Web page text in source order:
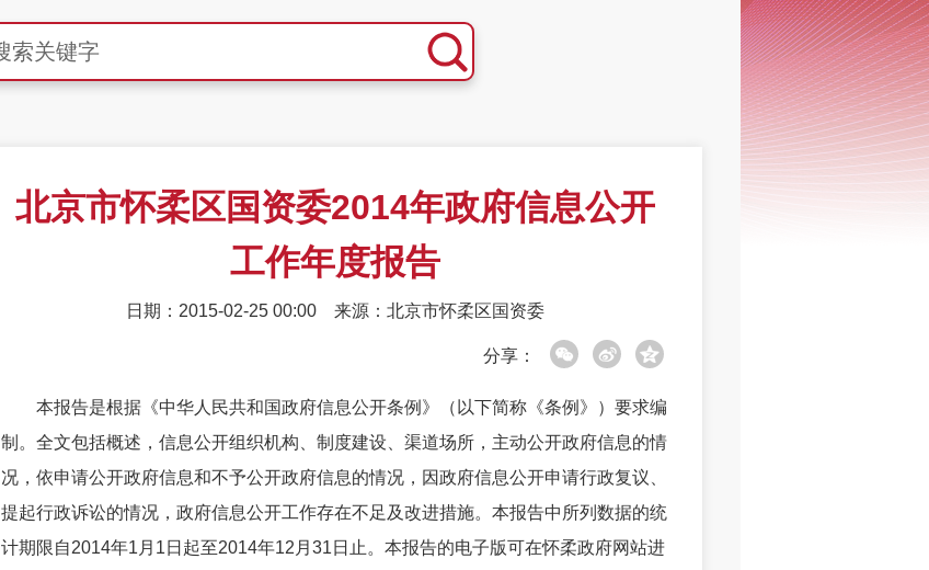
北京市怀柔区国资委2014年政府信息公开
工作年度报告
日期：2015-02-25 00:00 来源：北京市怀柔区国资委
分享：
本报告是根据《中华人民共和国政府信息公开条例》（以下简称《条例》）要求编
制。全文包括概述，信息公开组织机构、制度建设、渠道场所，主动公开政府信息的情
况，依申请公开政府信息和不予公开政府信息的情况，因政府信息公开申请行政复议、
提起行政诉讼的情况，政府信息公开工作存在不足及改进措施。本报告中所列数据的统
计期限自2014年1月1日起至2014年12月31日止。本报告的电子版可在怀柔政府网站进